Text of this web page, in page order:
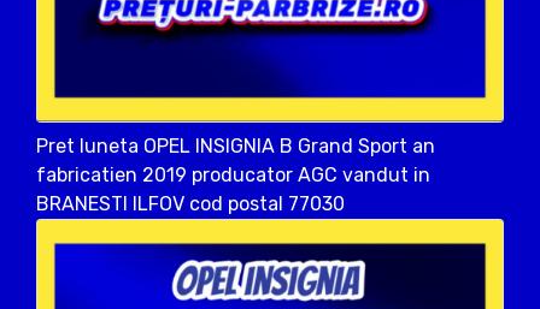
Pret luneta OPEL INSIGNIA B Grand Sport an
fabricatien 2019 producator AGC vandut in
BRANESTI ILFOV cod postal 77030